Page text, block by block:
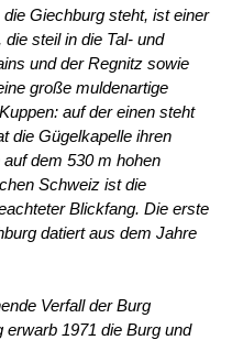
Giechburg steht, ist einer
steil in die Tal- und
und der Regnitz sowie
große muldenartige
auf der einen steht
die Gügelkapelle ihren
dem 530 m hohen
Schweiz ist die
Blickfang. Die erste
datiert aus dem Jahre
Verfall der Burg
1971 die Burg und